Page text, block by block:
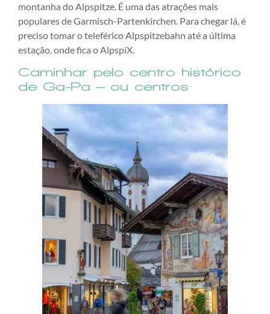
montanha do Alpspitze. É uma das atrações mais
populares de Garmisch-Partenkirchen. Para chegar lá, é
preciso tomar o teleférico Alpspitzebahn até a última
estação, onde fica o AlpspiX.
Caminhar pelo centro histórico
de Ga-Pa – ou centros